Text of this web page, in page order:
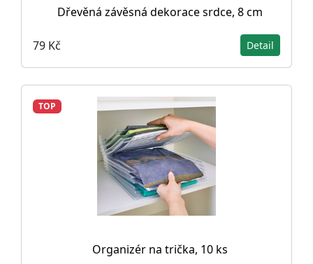
Dřevěná závěsná dekorace srdce, 8 cm
79 Kč Detail
TOP
Organizér na trička, 10 ks